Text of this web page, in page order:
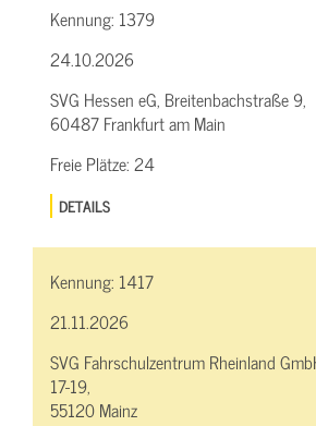
Kennung: 1379
24.10.2026
SVG Hessen eG, Breitenbachstraße 9,
60487 Frankfurt am Main
Freie Plätze:24
DETAILS
Kennung: 1417
21.11.2026
SVG Fahrschulzentrum Rheinland
17-19,
55120 Mainz